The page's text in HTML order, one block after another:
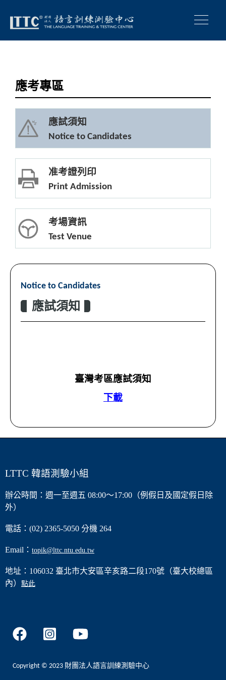
應考專區
應試須知
Notice to Candidates
准考證列印
Print Admission
考場資訊
Test Venue
Notice to Candidates
應試須知
臺灣考區應試須知
下載
LTTC 韓語測驗小組
辦公時間：週一至週五 08:00～17:00（例假日及國定假日除
外）
電話：(02) 2365-5050 分機 264
Email： topik@lttc.ntu.edu.tw
地址：106032 臺北市大安區辛亥路二段170號（臺大校總區
內） 點此
Copyright © 2023 財團法人語言訓練測驗中心